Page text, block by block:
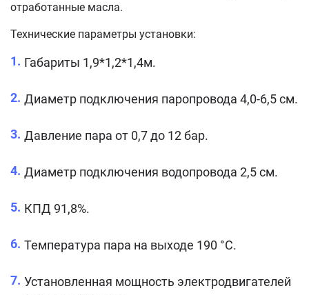
отработанные масла.
Технические параметры установки:
Габариты 1,9*1,2*1,4м.
Диаметр подключения паропровода 4,0-6,5 см.
Давление пара от 0,7 до 12 бар.
Диаметр подключения водопровода 2,5 см.
КПД 91,8%.
Температура пара на выходе 190 °C.
Установленная мощность электродвигателей